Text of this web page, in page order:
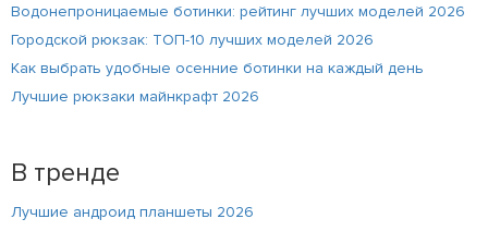
Водонепроницаемые ботинки: рейтинг лучших моделей 2026
Городской рюкзак: ТОП-10 лучших моделей 2026
Как выбрать удобные осенние ботинки на каждый день
Лучшие рюкзаки майнкрафт 2026
В тренде
Лучшие андроид планшеты 2026